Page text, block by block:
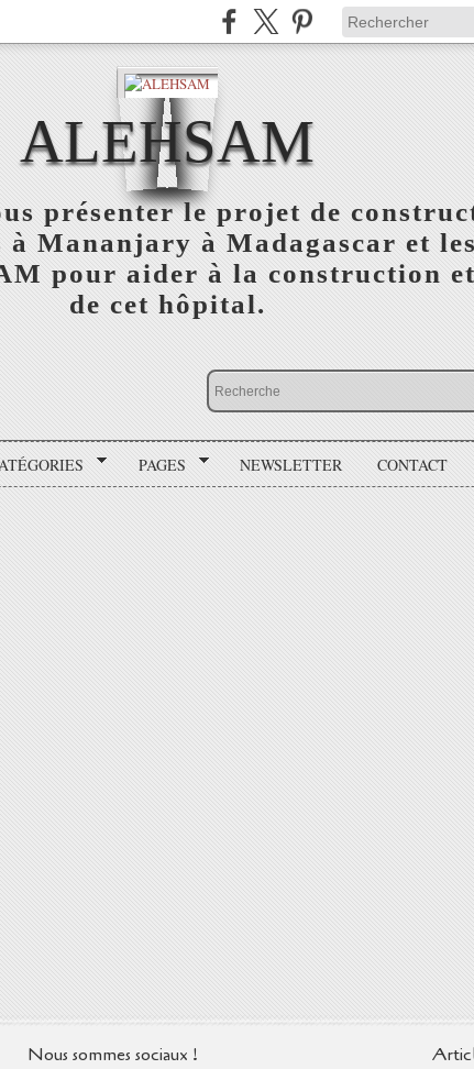
ALEHSAM
présenter le projet de
Mananjary à Madagascar et
pour aider à la construction
de cet hôpital.
PAGES NEWSLETTER CONTACT
Nous sommes sociaux !